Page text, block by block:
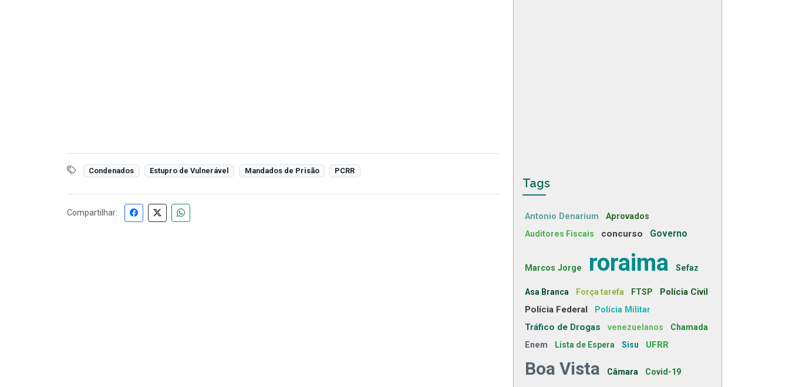
Condenados Estupro de Vulnerável Mandados de Prisão PCRR
Compartilhar:
Tags
Antonio Denarium Aprovados
Auditores Fiscais concurso Governo
Marcos Jorge roraima Sefaz
Asa Branca Força tarefa FTSP
Polícia Civil
Polícia Federal
Polícia Militar
Tráfico de Drogas venezuelanos
Chamada
Enem
Lista de Espera Sisu UFRR
Boa Vista Câmara Covid-19